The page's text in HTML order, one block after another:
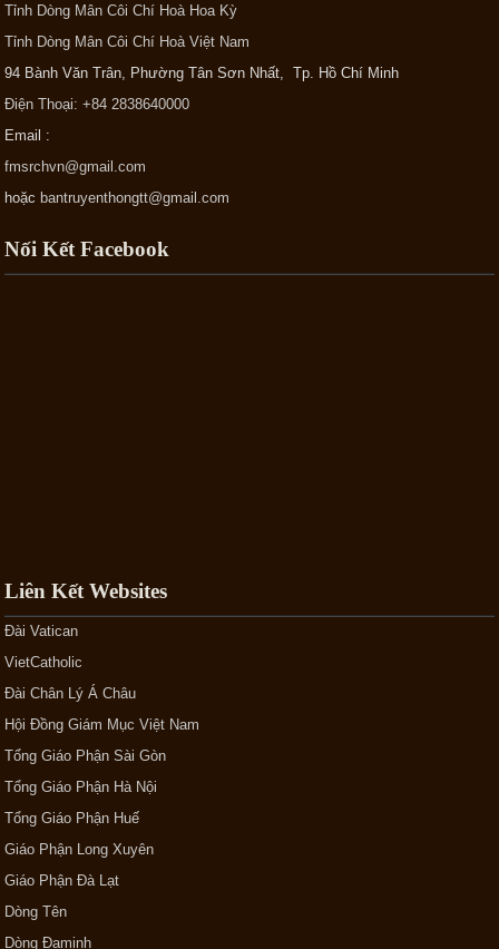
Tỉnh Dòng Mân Côi Chí Hoà Hoa Kỳ
Tỉnh Dòng Mân Côi Chí Hoà Việt Nam
94 Bành Văn Trân, Phường Tân Sơn Nhất, Tp. Hồ Chí Minh
Điện Thoại: +84 2838640000
Email :
fmsrchvn@gmail.com
hoặcbantruyenthongtt@gmail.com
Nối Kết Facebook
Liên Kết Websites
Đài Vatican
VietCatholic
Đài Chân Lý Á Châu
Hội Đồng Giám Mục Việt Nam
Tổng Giáo Phận Sài Gòn
Tổng Giáo Phận Hà Nội
Tổng Giáo Phận Huế
Giáo Phận Long Xuyên
Giáo Phận Đà Lạt
Dòng Tên
Dòng Đaminh